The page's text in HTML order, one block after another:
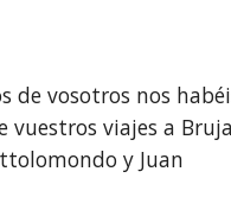
de vosotros nos
vuestros viajes a
y Juan